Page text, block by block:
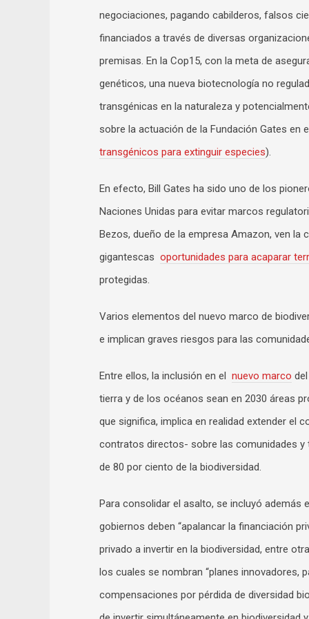
negociaciones, pagando cabilderos, falsos
financiados a través de diversas
premisas. En la Cop15, con la meta de
genéticos, una nueva biotecnología no
transgénicas en la naturaleza y
sobre la actuación de la Fundación Gates en
transgénicos para extinguir especies).
En efecto, Bill Gates ha sido uno de los
Naciones Unidas para evitar marcos
Bezos, dueño de la empresa Amazon, ven
gigantescas oportunidades para acaparar
protegidas.
Varios elementos del nuevo marco de
e implican graves riesgos para las
Entre ellos, la inclusión en el nuevo marco
tierra y de los océanos sean en 2030 áreas
que significa, implica en realidad extender el
contratos directos- sobre las comunidades y
de 80 por ciento de la biodiversidad.
Para consolidar el asalto, se incluyó
gobiernos deben “apalancar la financiación
privado a invertir en la biodiversidad, entre
los cuales se nombran “planes innovadores,
compensaciones por pérdida de diversidad